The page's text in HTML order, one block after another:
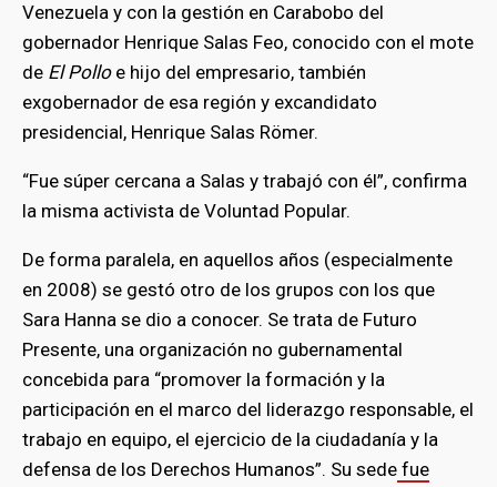
Venezuela y con la gestión en Carabobo del
gobernador Henrique Salas Feo, conocido con el mote
de El Polloe hijo del empresario, también
exgobernador de esa región y excandidato
presidencial, Henrique Salas Römer.
“Fue súper cercana a Salas y trabajó con él”, confirma
la misma activista de Voluntad Popular.
De forma paralela, en aquellos años (especialmente
en 2008) se gestó otro de los grupos con los que
Sara Hanna se dio a conocer. Se trata de Futuro
Presente, una organización no gubernamental
concebida para “promover la formación y la
participación en el marco del liderazgo responsable, el
trabajo en equipo, el ejercicio de la ciudadanía y la
defensa de los Derechos Humanos”. Su sede fue